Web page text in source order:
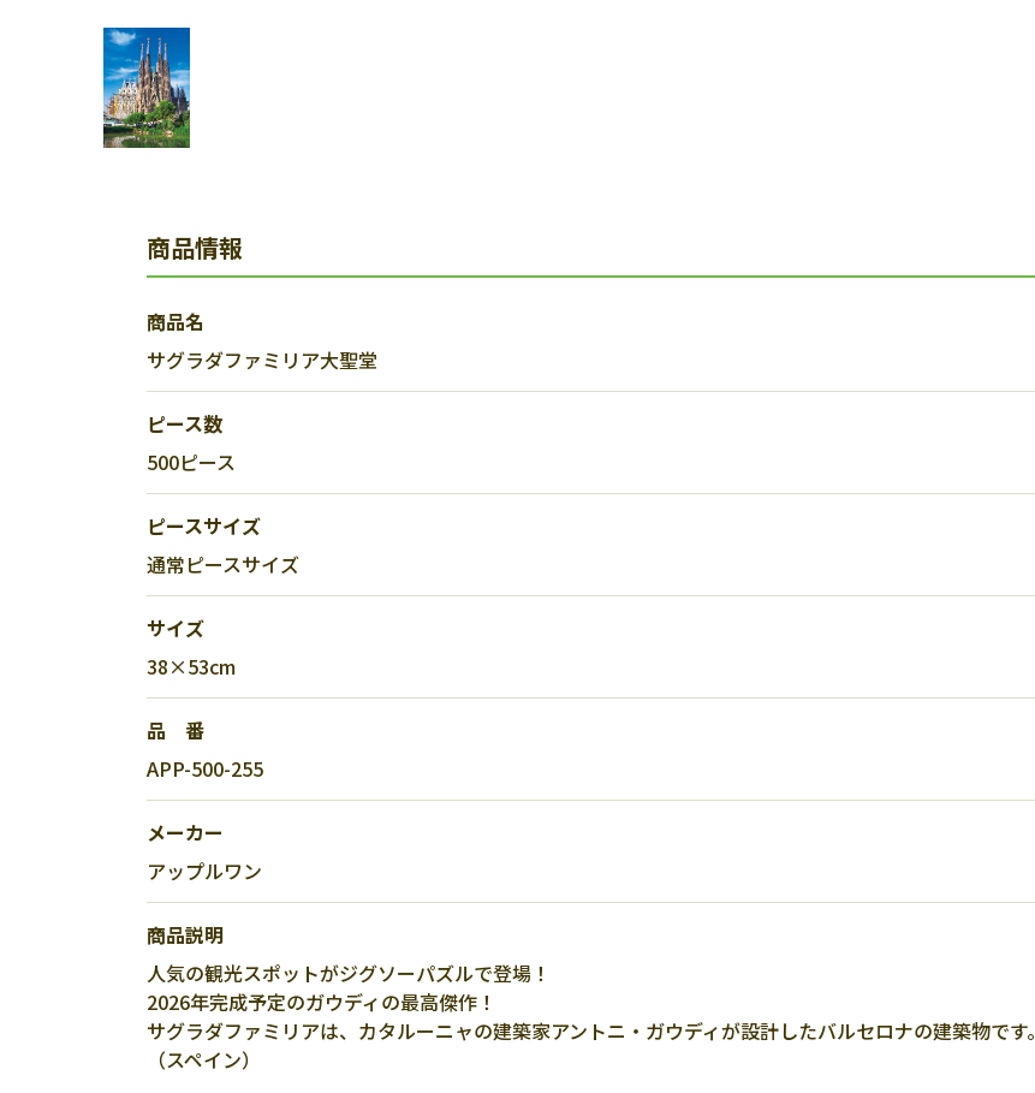
商品情報
商品名
サグラダファミリア大聖堂
ピース数
500ピース
ピースサイズ
通常ピースサイズ
サイズ
38×53cm
品 番
APP-500-255
メーカー
アップルワン
商品説明
人気の観光スポットがジグソーパズルで登場！
2026年完成予定のガウディの最高傑作！
サグラダファミリアは、カタルーニャの建築家アントニ・ガウディが設計したバルセロナの建築物です。
（スペイン）